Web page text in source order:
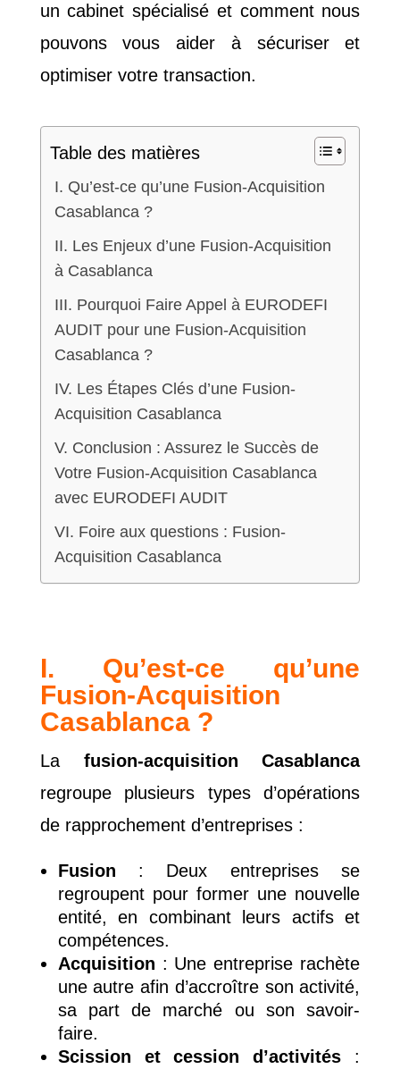
un cabinet spécialisé et comment nous
pouvons vous aider à sécuriser et
optimiser votre transaction.
Table des matières
I. Qu’est-ce qu’une Fusion-Acquisition
Casablanca ?
II. Les Enjeux d’une Fusion-Acquisition
à Casablanca
III. Pourquoi Faire Appel à EURODEFI
AUDIT pour une Fusion-Acquisition
Casablanca ?
IV. Les Étapes Clés d’une Fusion-
Acquisition Casablanca
V. Conclusion : Assurez le Succès de
Votre Fusion-Acquisition Casablanca
avec EURODEFI AUDIT
VI. Foire aux questions : Fusion-
Acquisition Casablanca
I. Qu’est-ce qu’une
Fusion-Acquisition
Casablanca ?
La fusion-acquisition Casablanca
regroupe plusieurs types d’opérations
de rapprochement d’entreprises :
Fusion : Deux entreprises se
regroupent pour former une nouvelle
entité, en combinant leurs actifs et
compétences.
Acquisition : Une entreprise rachète
une autre afin d’accroître son activité,
sa part de marché ou son savoir-
faire.
Scission et cession d’activités :